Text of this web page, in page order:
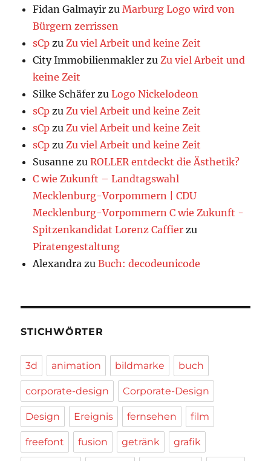
Fidan Galmayir zuMarburg Logo wird von
Bürgern zerrissen
sCp zuZu viel Arbeit und keine Zeit
City Immobilienmakler zuZu viel Arbeit und
keine Zeit
Silke Schäfer zuLogo Nickelodeon
sCp zuZu viel Arbeit und keine Zeit
sCp zuZu viel Arbeit und keine Zeit
sCp zuZu viel Arbeit und keine Zeit
Susanne zuROLLER entdeckt die Ästhetik?
C wie Zukunft – Landtagswahl
Mecklenburg-Vorpommern | CDU
Mecklenburg-Vorpommern C wie Zukunft -
Spitzenkandidat Lorenz Caffier zu
Piratengestaltung
Alexandra zuBuch: decodeunicode
STICHWÖRTER
3d animation bildmarke buch
corporate-design Corporate-Design
Design Ereignis fernsehen film
freefont fusion getränk grafik